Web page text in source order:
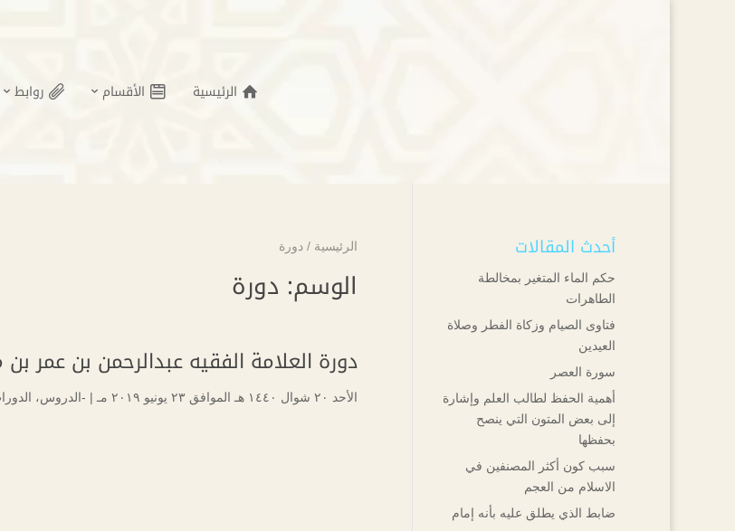
الرئيسية الأقسام روابط
الرئيسية / دورة
الوسم: دورة
دورة العلامة الفقيه عبدالرحمن بن عمر
الأحد ۲۰ شوال ۱٤٤۰ هـ الموافق ۲۳ يونيو ۲۰۱۹ مـ | -الدروس،
أحدث المقالات
حكم الماء المتغير بمخالطة
الطاهرات
فتاوى الصيام وزكاة الفطر وصلاة
العيدين
سورة العصر
أهمية الحفظ لطالب العلم وإشارة
إلى بعض المتون التي ينصح
بحفظها
سبب كون أكثر المصنفين في
الاسلام من العجم
ضابط الذي يطلق عليه بأنه إمام